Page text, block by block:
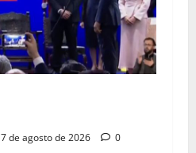
7 de agosto de 2026 0